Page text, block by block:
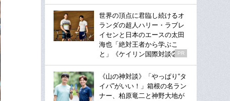
世界の頂点に君臨し続けるオ
ランダの超人ハリー・ラブレ
イセンと日本のエースの太田
海也「絶対王者から学ぶこ
と」《ケイリン国際対談②》
PR
《山の神対談》「やっぱり“タ
イパ”がいい！」箱根の名ラン
ナー、柏原竜二と神野大地が